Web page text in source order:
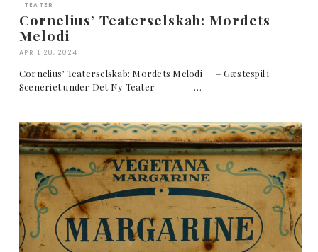
TEATER
Cornelius’ Teaterselskab: Mordets
Melodi
APRIL 28, 2024
Cornelius’ Teaterselskab: Mordets Melodi – Gæstespil i
Sceneriet under Det Ny Teater …